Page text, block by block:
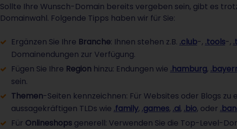
Sollte Ihre Wunsch-Domain bereits vergeben sein, gibt es
Domainwahl. Folgende Tipps haben wir für Sie:
Ergänzen Sie Ihre Branche: Ihnen stehen z.B. .club-, .tools-,
Domainendungen zur Verfügung.
Fügen Sie Ihre Regionhinzu: Endungen wie .hamburg,
sein.
Themen-Seiten kennzeichnen: Für Websites oder Blogs
aussagekräftigen TLDs wie .family, .games, .ai, .bio, oder
Für Onlineshopsgenerell: Verwenden Sie die Top-Level-